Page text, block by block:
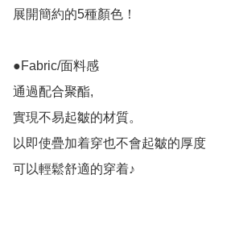
展開簡約的5種顏色！
●Fabric/面料感
通過配合聚酯,
實現不易起皺的材質。
以即使疊加着穿也不會起皺的厚度
可以輕鬆舒適的穿着♪